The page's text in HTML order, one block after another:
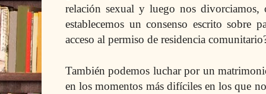
relación sexual y luego nos divorciamos,
establecemos un consenso escrito sobre
acceso al permiso de residencia
También podemos luchar por un
en los momentos más difíciles en los que